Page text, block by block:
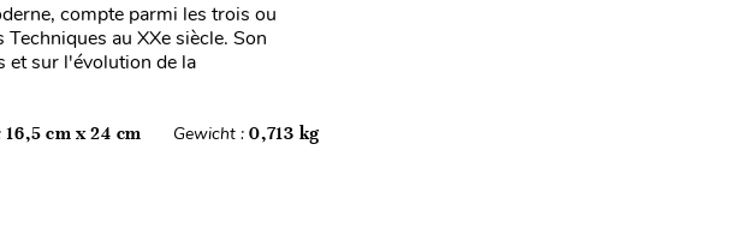
compte parmi les trois ou
au XXe siècle. Son
et sur l'évolution de la
16,5 cm x 24 cm Gewicht :0,713 kg